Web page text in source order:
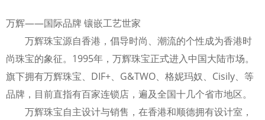
万辉——国际品牌 镶嵌工艺世家
万辉珠宝源自香港，倡导时尚、潮流的个性成为香港时
尚珠宝的象征。1995年，万辉珠宝正式进入中国大陆市场。
旗下拥有万辉珠宝、DIF+、G&TWO、格妮玛奴、Cisily、等
品牌，目前直指有百家连锁店，遍及全国十几个省市地区。
万辉珠宝自主设计与销售，在香港和顺德拥有设计室，